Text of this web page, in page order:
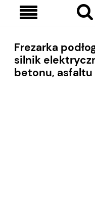
Frezarka
silnik
betonu, asfaltu